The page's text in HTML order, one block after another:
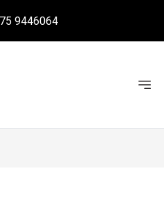
9446064